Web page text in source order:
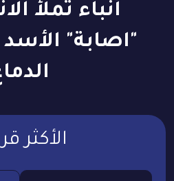
أنباء تملأ
"اصابة"
الأكثر